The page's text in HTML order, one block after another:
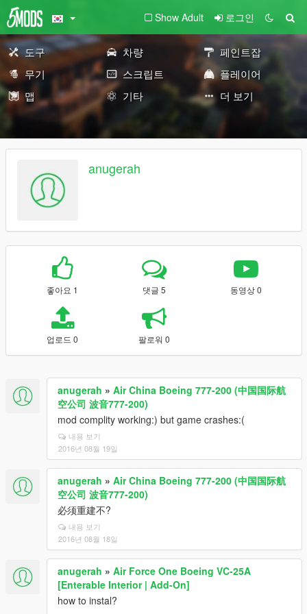
Show Adult 로그인
도구 차량
페인트잡
무기
스크립트
플레이어
맵
기타 더 보기
anugerah
좋아요 1 댓글 5 동영상 0
업로드 0 팔로워 0
anugerah » Air China Boeing 777-200 (中国国际航
空公司 波音777-200)
mod complity working:) but game crashes:(
내용 보기
2016년 08월 19일
anugerah » Air China Boeing 777-200 (中国国际航
空公司 波音777-200)
必须重建不?
내용 보기
2016년 08월 18일
anugerah » Air Force One Boeing VC-25A
[Enterable Interior | Add-On]
how to instal?